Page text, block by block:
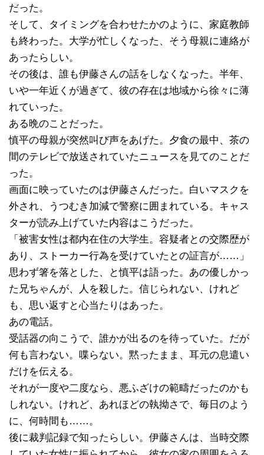
だった。
そして、タイミングを合わせたかのように、家庭教師
も終わった。大学が忙しくなった、そう母親に連絡が
あったらしい。
その後は、誰も伊藤さんの話をしなくなった。半年、
いや一年近くが過ぎて、彼の存在は地域から徐々に薄
れていった。
ある晩のことだった。
慎平の母親が突然叫び声をあげた。夕食の最中、茶の
間のテレビで放送されていたニュースを見てのことだ
った。
画面に映っていたのは伊藤さんだった。白いマスクを
外され、うつむき加減で警察に囲まれている。キャス
ターが読み上げていた内容はこうだった。
「被害女性は都内在住の大学生。容疑者との交際歴が
あり、ストーカー行為を受けていたとの証言が……」
思わず箸を落とした、と慎平は語った。あの優しかっ
た兄ちゃんが、人を殺した。信じられない、けれど
も、思い返すと心当たりはあった。
あの電話。
受話器の向こうで、誰かが出るのを待っていた。だが
何も言わない。喋らない。黙ったまま、耳元の息遣い
だけを伝える。
それが一度や二度なら、悪ふざけの範疇だったのかも
しれない。けれど、あれほどの執拗さで、毎日のよう
に、何時間も……。
後に裁判記録で知ったらしい。伊藤さんは、当時交際